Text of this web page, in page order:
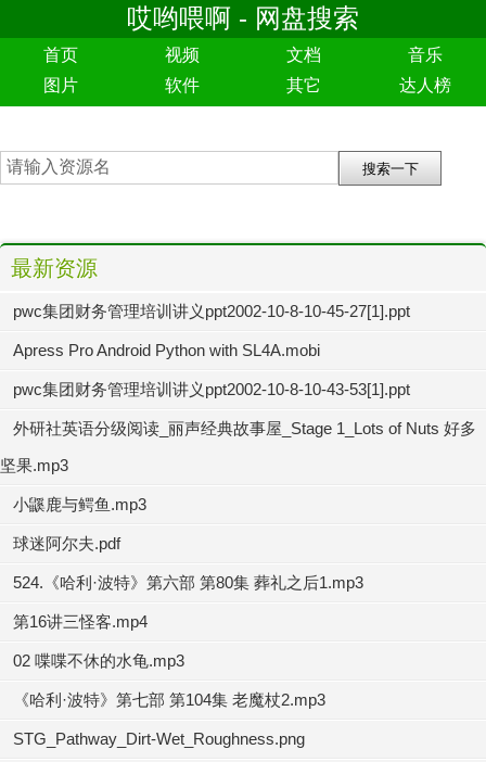
哎哟喂啊 - 网盘搜索
首页 视频 文档
音乐
图片
软件 其它 达人榜
最新资源
pwc集团财务管理培训讲义ppt2002-10-8-10-45-27[1].ppt
Apress Pro Android Python with SL4A.mobi
pwc集团财务管理培训讲义ppt2002-10-8-10-43-53[1].ppt
外研社英语分级阅读_丽声经典故事屋_Stage 1_Lots of Nuts 好多
坚果.mp3
小鼷鹿与鳄鱼.mp3
球迷阿尔夫.pdf
524.《哈利·波特》第六部 第80集 葬礼之后1.mp3
第16讲三怪客.mp4
02 喋喋不休的水龟.mp3
《哈利·波特》第七部 第104集 老魔杖2.mp3
STG_Pathway_Dirt-Wet_Roughness.png